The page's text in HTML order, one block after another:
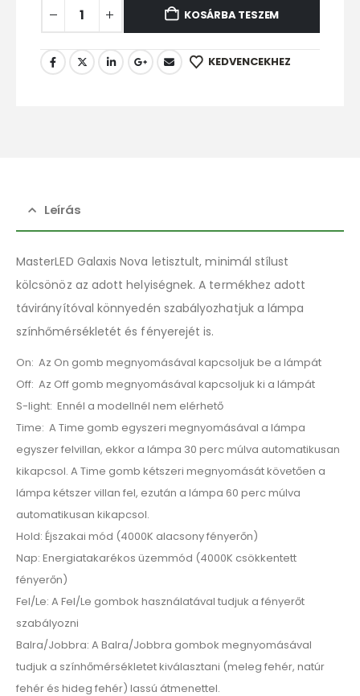
KOSÁRBA TESZEM
KEDVENCEKHEZ
Leírás
MasterLED Galaxis Nova letisztult, minimál stílust
kölcsönöz az adott helyiségnek. A termékhez adott
távirányítóval könnyedén szabályozhatjuk a lámpa
színhőmérsékletét és fényerejét is.
On: Az On gomb megnyomásával kapcsoljuk be a lámpát
Off: Az Off gomb megnyomásával kapcsoljuk ki a lámpát
S-light: Ennél a modellnél nem elérhető
Time: A Time gomb egyszeri megnyomásával a lámpa
egyszer felvillan, ekkor a lámpa 30 perc múlva automatikusan
kikapcsol. A Time gomb kétszeri megnyomását követően a
lámpa kétszer villan fel, ezután a lámpa 60 perc múlva
automatikusan kikapcsol.
Hold: Éjszakai mód (4000K alacsony fényerőn)
Nap: Energiatakarékos üzemmód (4000K csökkentett
fényerőn)
Fel/Le: A Fel/Le gombok használatával tudjuk a fényerőt
szabályozni
Balra/Jobbra: A Balra/Jobbra gombok megnyomásával
tudjuk a színhőmérsékletet kiválasztani (meleg fehér, natúr
fehér és hideg fehér) lassú átmenettel.